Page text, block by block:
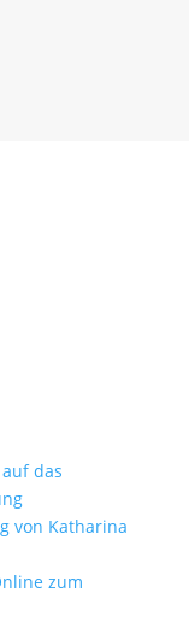
das
von Katharina
zum